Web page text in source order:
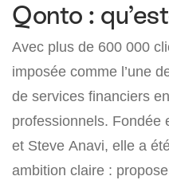
Qonto :
Avec plus de 600 000
imposée comme l’une
de services financiers
professionnels. Fondée
et Steve Anavi, elle a
ambition claire :